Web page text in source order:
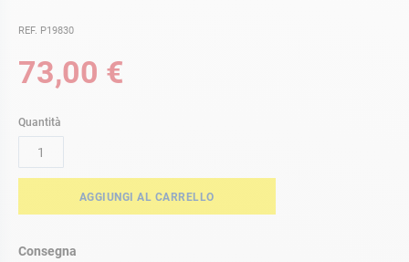
REF. P19830
73,00 €
Quantità
AGGIUNGI AL CARRELLO
Consegna